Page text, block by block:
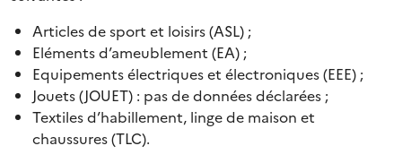
Articles de sport et loisirs (ASL) ;
Eléments d’ameublement (EA) ;
Equipements électriques et électroniques (EEE) ;
Jouets (JOUET) : pas de données déclarées ;
Textiles d’habillement, linge de maison et
chaussures (TLC).